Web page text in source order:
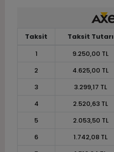
Taksit Taksit Tutarı
1
9.250,00 TL
2
4.625,00 TL
3
3.299,17 TL
4
2.520,63 TL
5
2.053,50 TL
6
1.742,08 TL